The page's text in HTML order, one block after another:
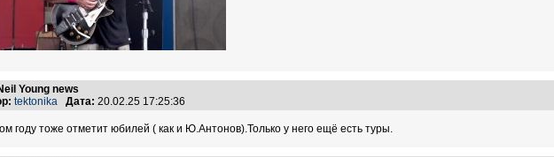
Young news
tektonika Дата: 20.02.25 17:25:36
году тоже отметит юбилей ( как и Ю.Антонов).Только у него ещё есть туры.